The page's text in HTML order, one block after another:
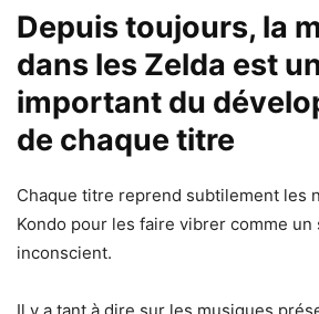
Depuis toujours, la
dans les Zelda est
important du
de chaque titre
Chaque titre reprend subtilement les
Kondo pour les faire vibrer comme un
inconscient.